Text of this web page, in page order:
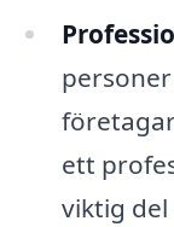
ett
viktig